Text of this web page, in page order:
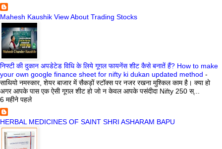
Mahesh Kaushik View About Trading Stocks
निफ्टी की दुकान अपडेटेड विधि के लिये गूगल फायनेंस शीट कैसे बनातें हैं? How to make
your own google finance sheet for nifty ki dukan updated method -
साथियो नमस्कार, शेयर बाजार में सैकड़ों स्टॉक्स पर नजर रखना मुश्किल काम है। क्या हो
अगर आपके पास एक ऐसी गूगल शीट हो जो न केवल आपके पसंदीदा Nifty 250 स्...
6 महीने पहले
HERBAL MEDICINES OF SAINT SHRI ASHARAM BAPU